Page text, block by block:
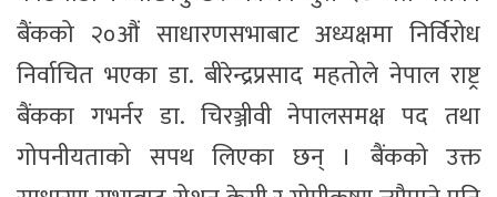
बैंकको २०औं साधारणसभाबाट अध्यक्षमा निर्विरोध
निर्वाचित भएका डा. बीरेन्द्रप्रसाद महतोले नेपाल राष्ट्र
बैंकका गभर्नर डा. चिरञ्जीवी नेपालसमक्ष पद तथा
गोपनीयताको सपथ लिएका छन् । बैंकको उक्त